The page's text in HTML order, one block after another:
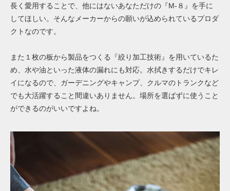
長く愛用することで、他にはないあなただけの『M-８』を手に
してほしい。そんなメーカーからの願いが込められているプロダ
クトなのです。
また１枚の板から製品をつくる『絞り加工技術』を用いているた
め、水や油といった液体の漏れにも対応。水拭きするだけでキレ
イになるので、ガーデニングやキャンプ、クルマのトランクなど
でも大活躍すること間違いありません。場所を選ばずに使うこと
ができるのがいいですよね。